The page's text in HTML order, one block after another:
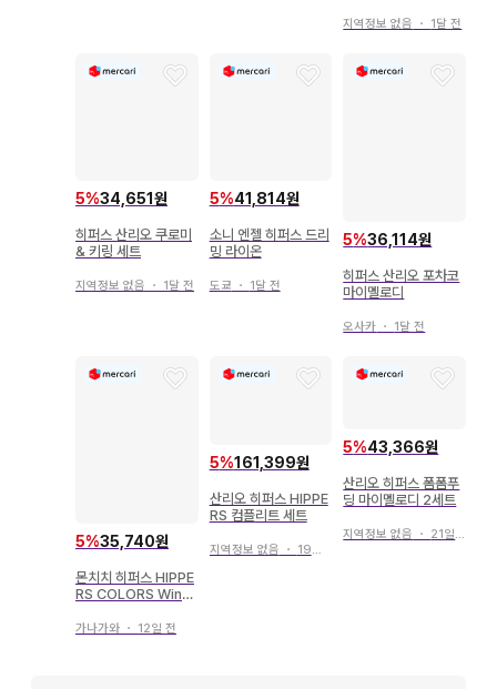
지역정보 없음 ・ 1달 전
5%34,651원
히퍼스 산리오 쿠로미
& 키링 세트
지역정보 없음 ・ 1달 전
5%41,814원
소니 엔젤 히퍼스 드리
밍 라이온
도쿄 ・ 1달 전
5%36,114원
히퍼스 산리오 포차코
마이멜로디
오사카 ・ 1달 전
5%35,740원
몬치치 히퍼스 HIPPE
RS COLORS Wink
가나가와 ・ 12일 전
5%161,399원
산리오 히퍼스 HIPPE
RS 컴플리트 세트
지역정보 없음 ・ 19일 전
5%43,366원
산리오 히퍼스 폼폼푸
딩 마이멜로디 2세트
지역정보 없음 ・ 21일 전